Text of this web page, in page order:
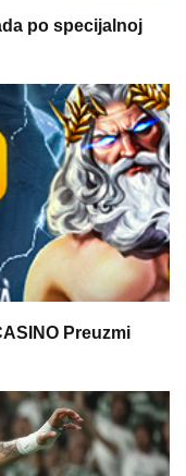
po specijalnoj
Preuzmi